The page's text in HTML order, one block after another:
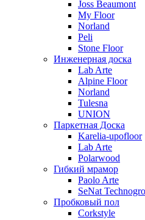
Joss Beaumont
My Floor
Norland
Peli
Stone Floor
Инженерная доска
Lab Arte
Alpine Floor
Norland
Tulesna
UNION
Паркетная Доска
Karelia-upofloor
Lab Arte
Polarwood
Гибкий мрамор
Paolo Arte
SeNat
Пробковый пол
Corkstyle